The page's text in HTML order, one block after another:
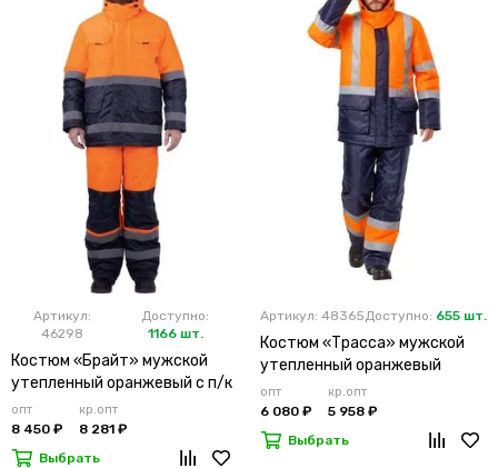
Артикул:
46298
Доступно:
1166 шт.
Костюм «Брайт» мужской
утепленный оранжевый с п/к
опт
8 450 ₽
кр.опт
8 281 ₽
Выбрать
Артикул: 48365Доступно: 655 шт.
Костюм «Трасса» мужской
утепленный оранжевый
опт
6 080 ₽
кр.опт
5 958 ₽
Выбрать